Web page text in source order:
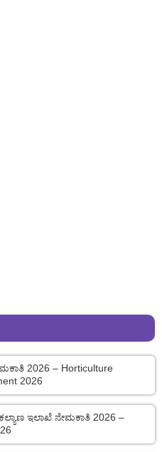
2026 – Horticulture
2026
ಇಲಾಖೆ ನೇಮಕಾತಿ 2026 –